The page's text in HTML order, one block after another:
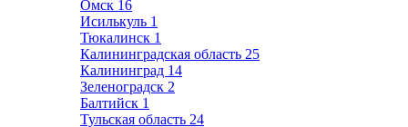
Омск 16
Исилькуль 1
Тюкалинск 1
Калининградская область 25
Калининград 14
Зеленоградск 2
Балтийск 1
Тульская область 24